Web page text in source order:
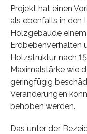
Projekt hat einen
als ebenfalls in den
Holzgebäude
Erdbebenverhalten
Holzstruktur nach
Maximalstärke wie
geringfügig
Veränderungen
behoben werden.
Das unter der